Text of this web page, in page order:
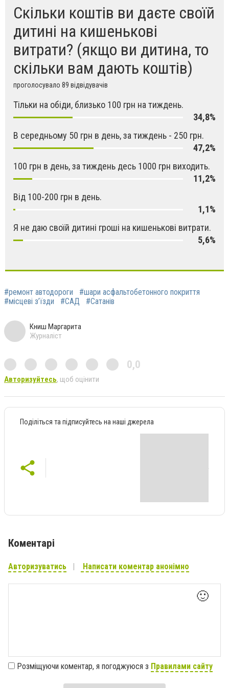
Скільки коштів ви даєте своїй
дитині на кишенькові
витрати? (якщо ви дитина, то
скільки вам дають коштів)
проголосувало 89 відвідувачів
Тільки на обіди, близько 100 грн на тиждень.
34,8%
В середньому 50 грн в день, за тиждень - 250 грн.
47,2%
100 грн в день, за тиждень десь 1000 грн виходить.
11,2%
Від 100-200 грн в день.
1,1%
Я не даю своїй дитині гроші на кишенькові витрати.
5,6%
#ремонт автодороги
#шари асфальтобетонного покриття
#місцеві з’їзди
#САД #Сатанів
Книш Маргарита
Журналіст
0,0
Авторизуйтесь, щоб оцінити
Поділіться та підписуйтесь на наші джерела
Коментарі
Авторизуватись Написати коментар анонімно
🙂
Розміщуючи коментар, я погоджуюся з Правилами сайту